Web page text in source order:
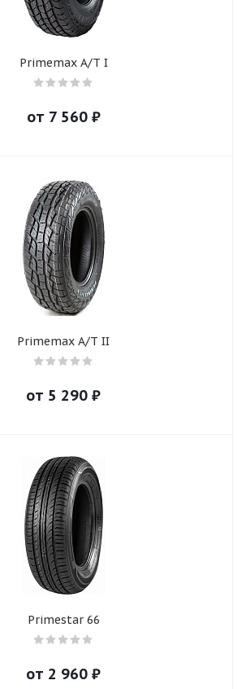
Primemax A/T I
от 7 560₽
Primemax A/T II
от 5 290 ₽
Primestar 66
от 2 960 ₽